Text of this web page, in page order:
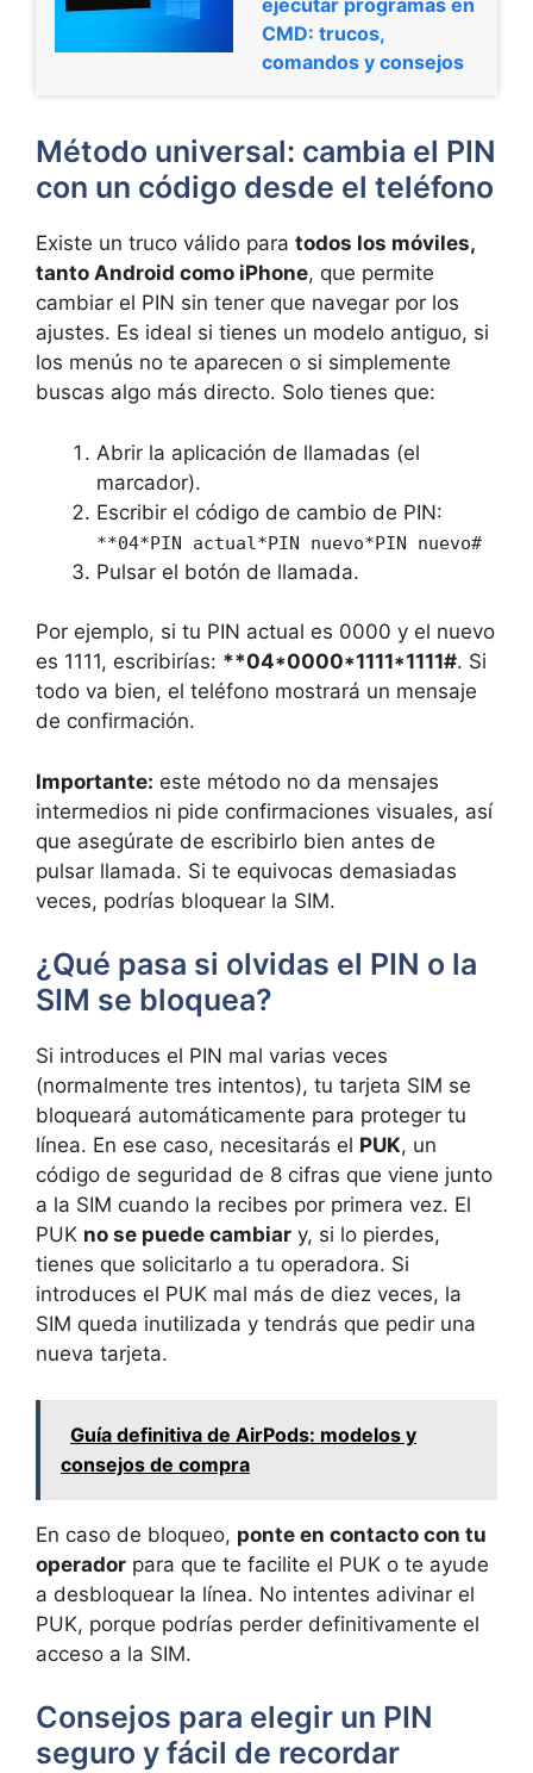
ejecutar programas en
CMD: trucos,
comandos y consejos
Método universal: cambia el PIN
con un código desde el teléfono
Existe un truco válido para todos los móviles,
tanto Android como iPhone, que permite
cambiar el PIN sin tener que navegar por los
ajustes. Es ideal si tienes un modelo antiguo, si
los menús no te aparecen o si simplemente
buscas algo más directo. Solo tienes que:
Abrir la aplicación de llamadas (el
marcador).
Escribir el código de cambio de PIN:
**04*PIN actual*PIN nuevo*PIN nuevo#
Pulsar el botón de llamada.
Por ejemplo, si tu PIN actual es 0000 y el nuevo
es 1111, escribirías: **04*0000*1111*1111#. Si
todo va bien, el teléfono mostrará un mensaje
de confirmación.
Importante: este método no da mensajes
intermedios ni pide confirmaciones visuales, así
que asegúrate de escribirlo bien antes de
pulsar llamada. Si te equivocas demasiadas
veces, podrías bloquear la SIM.
¿Qué pasa si olvidas el PIN o la
SIM se bloquea?
Si introduces el PIN mal varias veces
(normalmente tres intentos), tu tarjeta SIM se
bloqueará automáticamente para proteger tu
línea. En ese caso, necesitarás el PUK, un
código de seguridad de 8 cifras que viene junto
a la SIM cuando la recibes por primera vez. El
PUK no se puede cambiar y, si lo pierdes,
tienes que solicitarlo a tu operadora. Si
introduces el PUK mal más de diez veces, la
SIM queda inutilizada y tendrás que pedir una
nueva tarjeta.
Guía definitiva de AirPods: modelos y
consejos de compra
En caso de bloqueo, ponte en contacto con tu
operador para que te facilite el PUK o te ayude
a desbloquear la línea. No intentes adivinar el
PUK, porque podrías perder definitivamente el
acceso a la SIM.
Consejos para elegir un PIN
seguro y fácil de recordar